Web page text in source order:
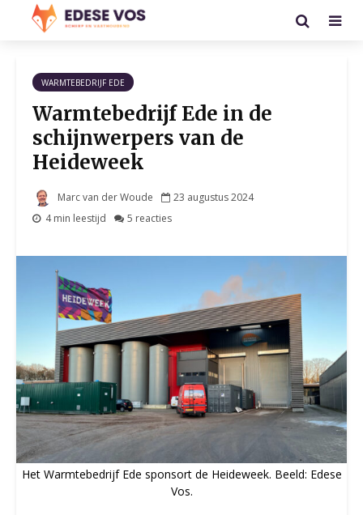
WARMTEBEDRIJF EDE
Warmtebedrijf Ede in de
schijnwerpers van de
Heideweek
Marc van der Woude
23 augustus 2024
4 min leestijd
5 reacties
Het Warmtebedrijf Ede sponsort de Heideweek. Beeld: Edese
Vos.